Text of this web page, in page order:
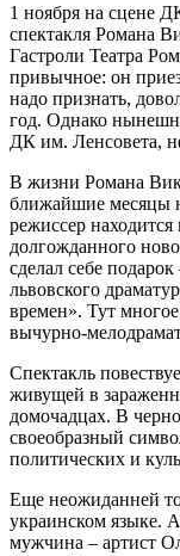
1 ноября на сцене
спектакля Романа
Гастроли Театра
привычное: он
надо признать,
год. Однако
ДК им. Ленсовета,
В жизни Романа
ближайшие месяцы
режиссер
долгожданного
сделал себе
львовского
времен». Тут
вычурно-
Спектакль
живущей в
домочадцах. В
своеобразный
политических и
Еще неожиданней
украинском языке.
мужчина – артист